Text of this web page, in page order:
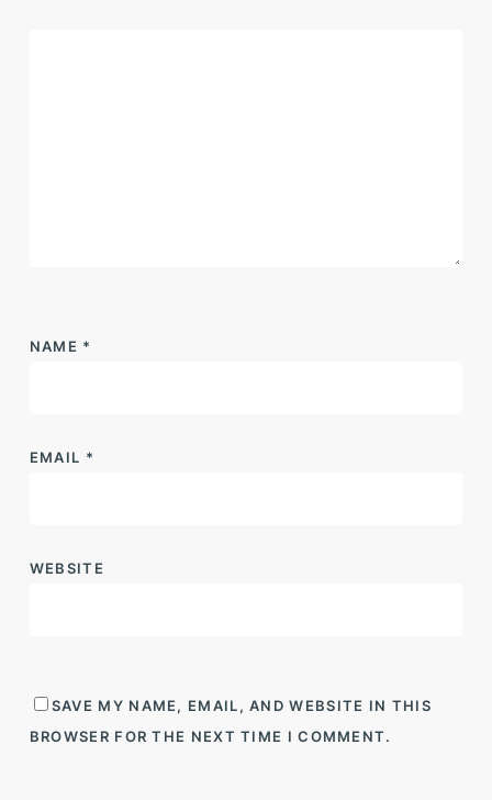
NAME *
EMAIL *
WEBSITE
SAVE MY NAME, EMAIL, AND WEBSITE IN THIS
BROWSER FOR THE NEXT TIME I COMMENT.